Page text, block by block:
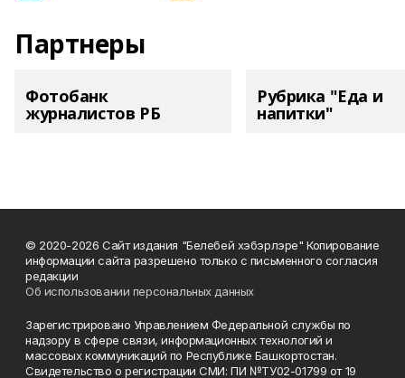
Партнеры
Фотобанк
журналистов РБ
Рубрика "Еда и
напитки"
© 2020-2026 Сайт издания "Белебей хэбэрлэре" Копирование
информации сайта разрешено только с письменного согласия
редакции
Об использовании персональных данных
Зарегистрировано Управлением Федеральной службы по
надзору в сфере связи, информационных технологий и
массовых коммуникаций по Республике Башкортостан.
Свидетельство о регистрации СМИ: ПИ №ТУ02-01799 от 19